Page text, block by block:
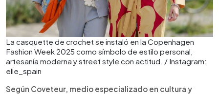
La casquette de crochet se instaló en la Copenhagen
Fashion Week 2025 como símbolo de estilo personal,
artesanía moderna y street style con actitud. / Instagram:
elle_spain
Según Coveteur, medio especializado en cultura y